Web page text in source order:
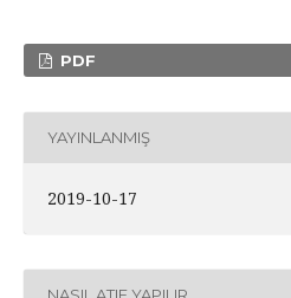
PDF
YAYINLANMIŞ
2019-10-17